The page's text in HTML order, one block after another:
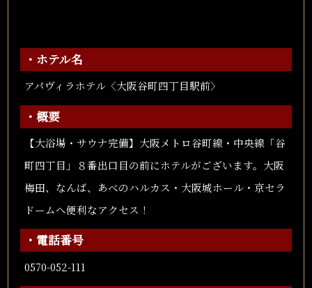
・ホテル名
アパヴィラホテル〈大阪谷町四丁目駅前〉
・概要
【大浴場・サウナ完備】大阪メトロ谷町線・中央線「谷
町四丁目」８番出口目の前にホテルがございます。大阪
梅田、なんば、あべのハルカス・大阪城ホール・京セラ
ドームへ便利なアクセス！
・電話番号
0570-052-111